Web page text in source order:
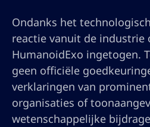
Ondanks het
reactie vanuit de industrie
HumanoidExo ingetogen.
geen officiële
verklaringen van
organisaties of
wetenschappelijke